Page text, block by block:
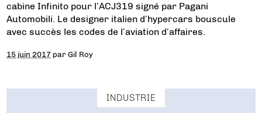
cabine Infinito pour l’ACJ319 signé par Pagani
Automobili. Le designer italien d’hypercars bouscule
avec succès les codes de l’aviation d’affaires.
15 juin 2017 parGil Roy
INDUSTRIE